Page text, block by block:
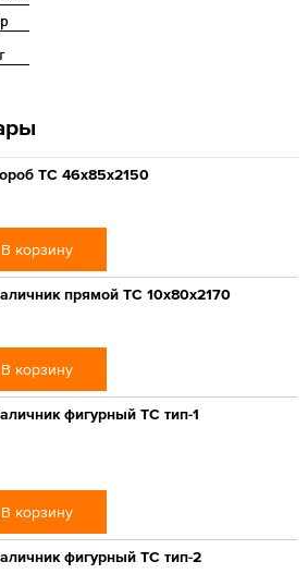
ТС 46x85x2150
В корзину
прямой ТС 10x80x2170
В корзину
фигурный ТС тип-1
В корзину
фигурный ТС тип-2